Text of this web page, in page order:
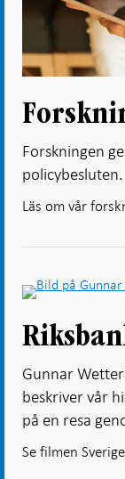
Forskningen
policybesluten.
Läs om vår
Gunnar
beskriver vår
på en resa
Se filmen